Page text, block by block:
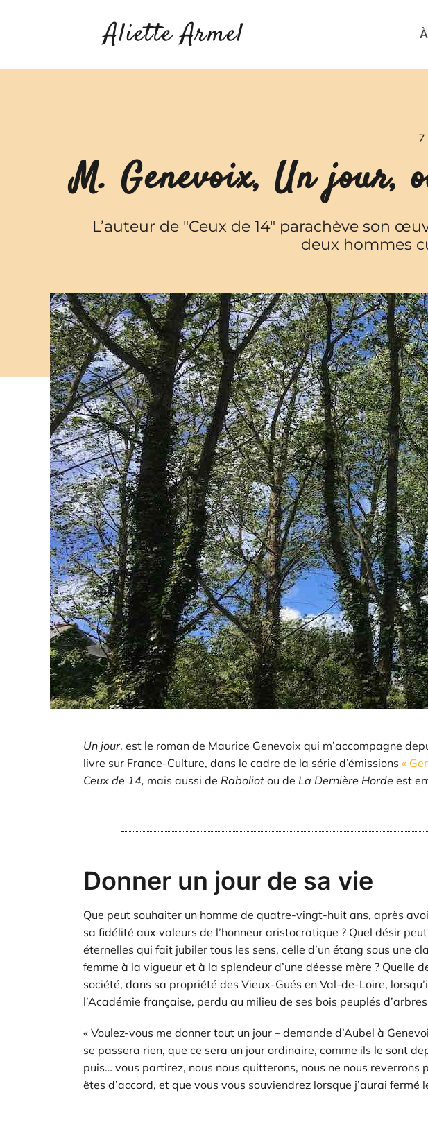
Aliette Armel
7
M. Genevoix, Un jour,
L’auteur de "Ceux de 14" parachève son
deux hommes
Un jour, est le roman de Maurice Genevoix qui m’accompagne
livre sur France-Culture, dans le cadre de la série d’émissions «
Ceux de 14, mais aussi de Raboliot ou de La Dernière Horde est
Donner un jour de sa vie
Que peut souhaiter un homme de quatre-vingt-huit ans, après
sa fidélité aux valeurs de l’honneur aristocratique ? Quel désir
éternelles qui fait jubiler tous les sens, celle d’un étang sous une
femme à la vigueur et à la splendeur d’une déesse mère ? Quelle
société, dans sa propriété des Vieux-Gués en Val-de-Loire,
l’Académie française, perdu au milieu de ses bois peuplés
« Voulez-vous me donner tout un jour – demande d’Aubel à
se passera rien, que ce sera un jour ordinaire, comme ils le sont
puis… vous partirez, nous nous quitterons, nous ne nous
êtes d’accord, et que vous vous souviendrez lorsque j’aurai fermé